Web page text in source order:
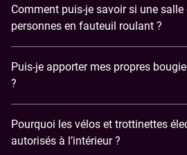
Comment puis-je savoir si une
personnes en fauteuil roulant ?
Puis-je apporter mes propres
?
Pourquoi les vélos et trottinettes
autorisés à l’intérieur ?